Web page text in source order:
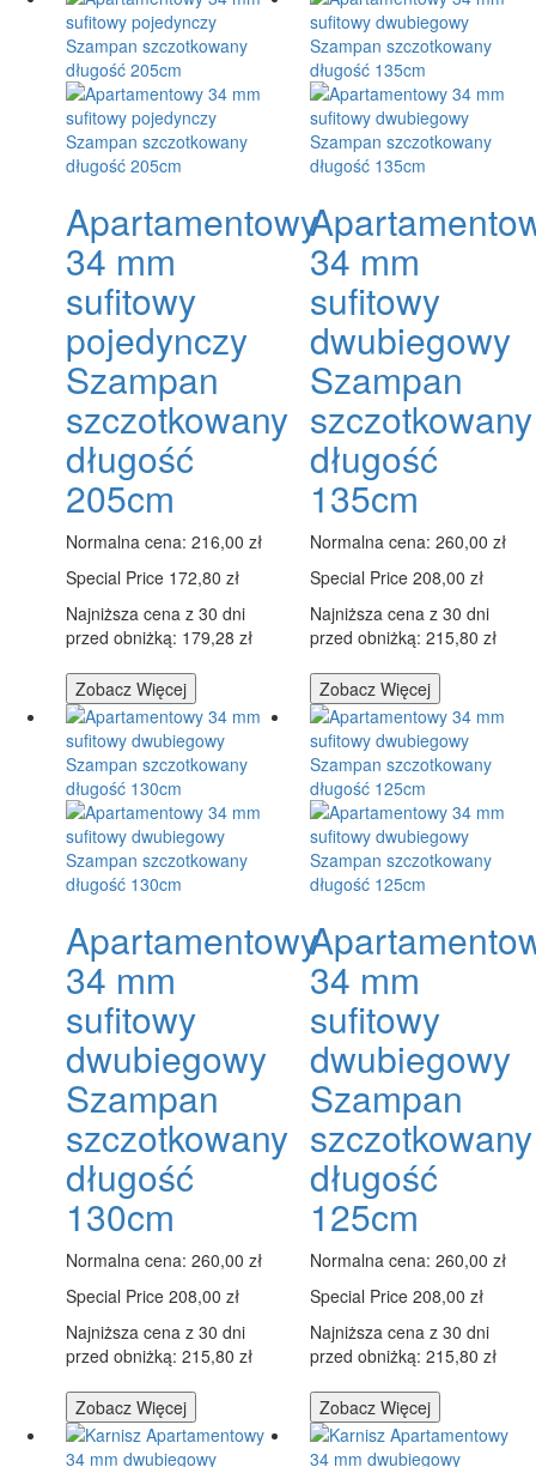
Apartamentowy
34 mm
sufitowy
pojedynczy
Szampan
szczotkowany
długość
205cm
Normalna cena: 216,00 zł
Special Price 172,80 zł
Najniższa cena z 30 dni
przed obniżką: 179,28 zł
Zobacz Więcej
34 mm
sufitowy
dwubiegowy
Szampan
szczotkowany
długość
135cm
Normalna cena: 260,00 zł
Special Price 208,00 zł
Najniższa cena z 30 dni
przed obniżką: 215,80 zł
Zobacz Więcej
Apartamentowy
34 mm
sufitowy
dwubiegowy
Szampan
szczotkowany
długość
130cm
Normalna cena: 260,00 zł
Special Price 208,00 zł
Najniższa cena z 30 dni
przed obniżką: 215,80 zł
Zobacz Więcej
34 mm
sufitowy
dwubiegowy
Szampan
szczotkowany
długość
125cm
Normalna cena: 260,00 zł
Special Price 208,00 zł
Najniższa cena z 30 dni
przed obniżką: 215,80 zł
Zobacz Więcej